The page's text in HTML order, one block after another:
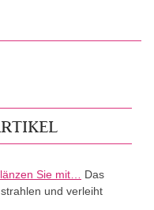
Sie mit…
Das
und verleiht